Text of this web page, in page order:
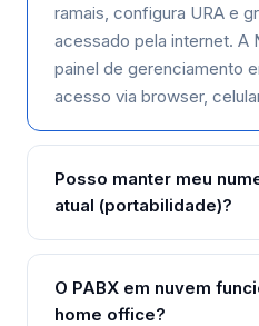
ramais, configura URA e
acessado pela internet. A
painel de gerenciamento
acesso via browser,
Posso manter meu
atual (portabilidade)?
O PABX em nuvem
home office?